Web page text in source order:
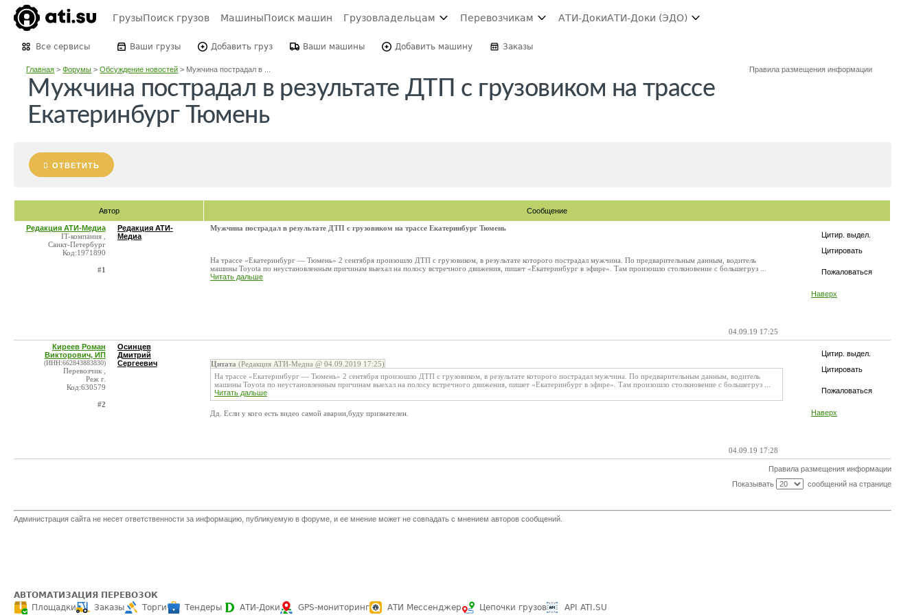
ГрузыПоиск грузов МашиныПоиск машин Грузовладельцам Перевозчикам АТИ-ДокиАТИ-Доки (ЭДО)
Все сервисы Ваши грузы Добавить груз Ваши машины Добавить машину Заказы
Главная >Форумы >Обсуждение новостей > Мужчина пострадал в ... Правила размещения информации
Мужчина пострадал в результате ДТП с грузовиком на трассе
Екатеринбург Тюмень
ОТВЕТИТЬ
Автор Сообщение
Цитир. выдел.
Цитировать
Пожаловаться
Наверх
Редакция АТИ-Медиа
IT-компания ,
Санкт-Петербург
Код:1971890
#1
Редакция АТИ-
Медиа
Мужчина пострадал в результате ДТП с грузовиком на трассе Екатеринбург Тюмень
На трассе «Екатеринбург — Тюмень» 2 сентября произошло ДТП с грузовиком, в результате которого пострадал мужчина. По предварительным данным, водитель
машины Toyota по неустановленным причинам выехал на полосу встречного движения, пишет «Екатеринбург в эфире». Там произошло столкновение с большегруз ...
Читать дальше
04.09.19 17:25
Цитир. выдел.
Цитировать
Пожаловаться
Наверх
Киреев Роман
Викторович, ИП
(ИНН:662843883830)
Перевозчик ,
Реж г.
Код:630579
#2
Осинцев
Дмитрий
Сергеевич
Цитата (Редакция АТИ-Медиа @ 04.09.2019 17:25)
На трассе «Екатеринбург — Тюмень» 2 сентября произошло ДТП с грузовиком, в результате которого пострадал мужчина. По предварительным данным, водитель
машины Toyota по неустановленным причинам выехал на полосу встречного движения, пишет «Екатеринбург в эфире». Там произошло столкновение с большегруз ...
Читать дальше
Дд. Если у кого есть видео самой аварии,буду признателен.
04.09.19 17:28
Правила размещения информации
Показывать
сообщений на странице
Администрация сайта не несет ответственности за информацию, публикуемую в форуме, и ее мнение может не совпадать с мнением авторов сообщений.
АВТОМАТИЗАЦИЯ ПЕРЕВОЗОК
Площадки
Заказы Торги Тендеры АТИ-Доки GPS-мониторинг АТИ Мессенджер Цепочки грузов API ATI.SU